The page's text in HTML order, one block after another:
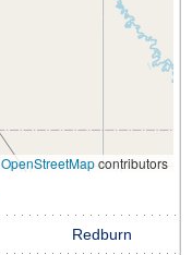
OpenStreetMapcontributors
Redburn